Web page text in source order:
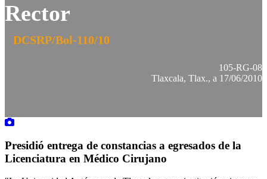
Rector
DCSRP/Bol-110/10
105-RG-08
Tlaxcala, Tlax., a 17/06/2010
Presidió entrega de constancias a egresados de la
Licenciatura en Médico Cirujano